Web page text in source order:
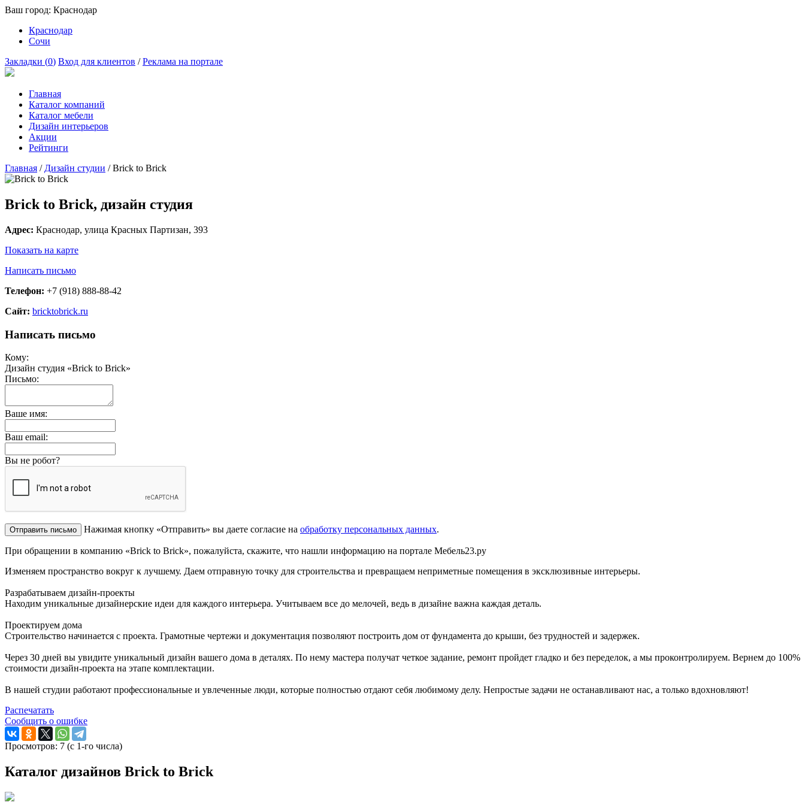
Ваш город: Краснодар
Краснодар
Сочи
Закладки (0) Вход для клиентов /Реклама на портале
Главная
Каталог компаний
Каталог мебели
Дизайн интерьеров
Акции
Рейтинги
Главная / Дизайн студии /Brick to Brick
Brick to Brick, дизайн студия
Адрес: Краснодар, улица Красных Партизан, 393
Показать на карте
Написать письмо
Телефон: +7 (918) 888-88-42
Сайт: bricktobrick.ru
Написать письмо
Кому:
Дизайн студия «Brick to Brick»
Письмо:
Ваше имя:
Ваш email:
Вы не робот?
Нажимая кнопку «Отправить» вы даете согласие на обработку персональных данных.
При обращении в компанию «Brick to Brick», пожалуйста, скажите, что нашли информацию на портале Мебель23.ру
Изменяем пространство вокруг к лучшему. Даем отправную точку для строительства и превращаем неприметные помещения в эксклюзивные интерьеры.
Разрабатываем дизайн-проекты
Находим уникальные дизайнерские идеи для каждого интерьера. Учитываем все до мелочей, ведь в дизайне важна каждая деталь.
Проектируем дома
Строительство начинается с проекта. Грамотные чертежи и документация позволяют построить дом от фундамента до крыши, без трудностей и задержек.
Через 30 дней вы увидите уникальный дизайн вашего дома в деталях. По нему мастера получат четкое задание, ремонт пройдет гладко и без переделок, а мы проконтролируем. Вернем до 100%
стоимости дизайн-проекта на этапе комплектации.
В нашей студии работают профессиональные и увлеченные люди, которые полностью отдают себя любимому делу. Непростые задачи не останавливают нас, а только вдохновляют!
Распечатать
Сообщить о ошибке
Просмотров: 7 (с 1-го числа)
Каталог дизайнов Brick to Brick